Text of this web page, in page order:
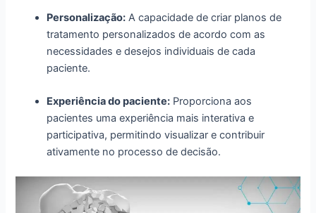
Personalização: A capacidade de criar planos de
tratamento personalizados de acordo com as
necessidades e desejos individuais de cada
paciente.
Experiência do paciente: Proporciona aos
pacientes uma experiência mais interativa e
participativa, permitindo visualizar e contribuir
ativamente no processo de decisão.